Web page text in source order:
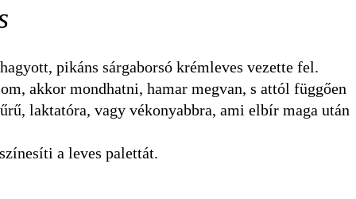
pikáns sárgaborsó krémleves vezette fel.
akkor mondhatni, hamar megvan, s attól függően
laktatóra, vagy vékonyabbra, ami elbír maga után
a leves palettát.